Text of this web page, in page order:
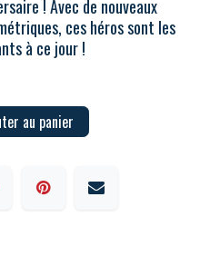
! Avec de nouveaux
ces héros sont les
à ce jour !
au panier